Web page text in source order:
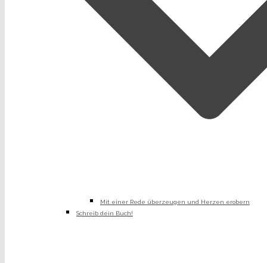
Mit einer Rede überzeugen und Herzen erobern
Schreib dein Buch!